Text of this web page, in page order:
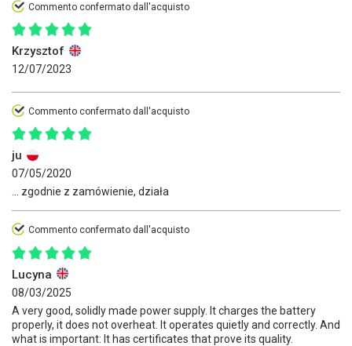
Commento confermato dall'acquisto
Krzysztof
12/07/2023
Commento confermato dall'acquisto
ju
07/05/2020
... zgodnie z zamówienie, działa
Commento confermato dall'acquisto
Lucyna
08/03/2025
A very good, solidly made power supply. It charges the battery
properly, it does not overheat. It operates quietly and correctly. And
what is important: It has certificates that prove its quality.